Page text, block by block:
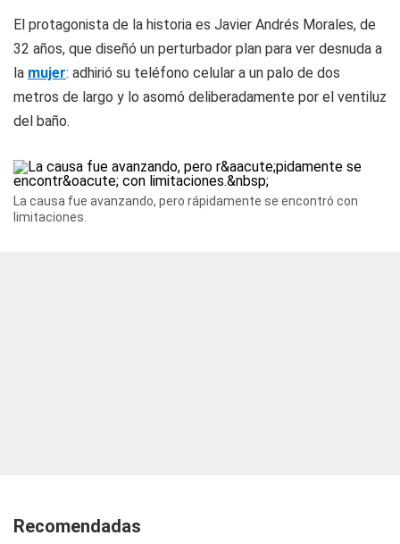
El protagonista de la historia es Javier Andrés Morales, de
32 años, que diseñó un perturbador plan para ver desnuda a
la mujer: adhirió su teléfono celular a un palo de dos
metros de largo y lo asomó deliberadamente por el ventiluz
del baño.
La causa fue avanzando, pero rápidamente se encontró con
limitaciones.
Recomendadas